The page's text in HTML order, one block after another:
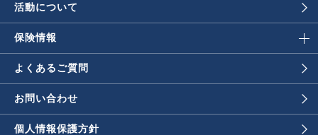
活動について
保険情報
よくあるご質問
お問い合わせ
個人情報保護方針